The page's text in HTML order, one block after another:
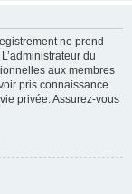
ne prend
du
aux membres
pris connaissance
privée. Assurez-vous